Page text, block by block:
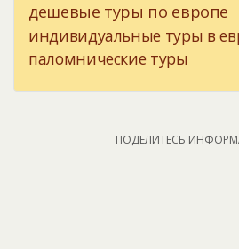
дешевые туры по европе
индивидуальные туры в
паломнические туры
ПОДЕЛИТЕСЬ